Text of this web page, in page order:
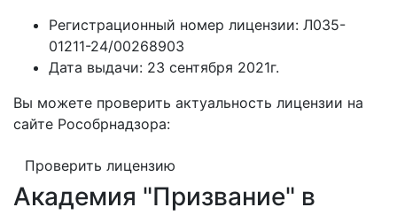
Регистрационный номер лицензии: Л035-
01211-24/00268903
Дата выдачи: 23 сентября 2021г.
Вы можете проверить актуальность лицензии на
сайте Рособрнадзора:
Проверить лицензию
Академия "Призвание" в